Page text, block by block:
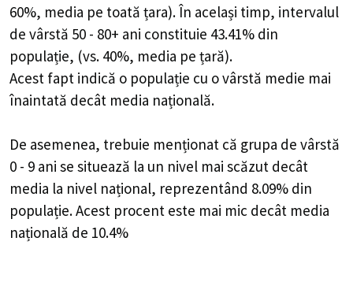
60%, media pe toată țara). În același timp, intervalul
de vârstă 50 - 80+ ani constituie 43.41% din
populație, (vs. 40%, media pe țară).
Acest fapt indică o populație cu o vârstă medie mai
înaintată decât media națională.
De asemenea, trebuie menționat că grupa de vârstă
0 - 9 ani se situează la un nivel mai scăzut decât
media la nivel național, reprezentând 8.09% din
populație. Acest procent este mai mic decât media
națională de 10.4%